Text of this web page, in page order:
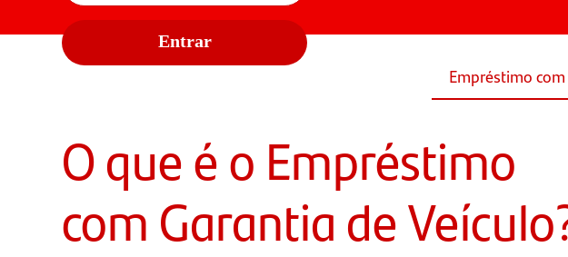
Entrar
Empréstimo
O que é o Empréstimo
com Garantia de